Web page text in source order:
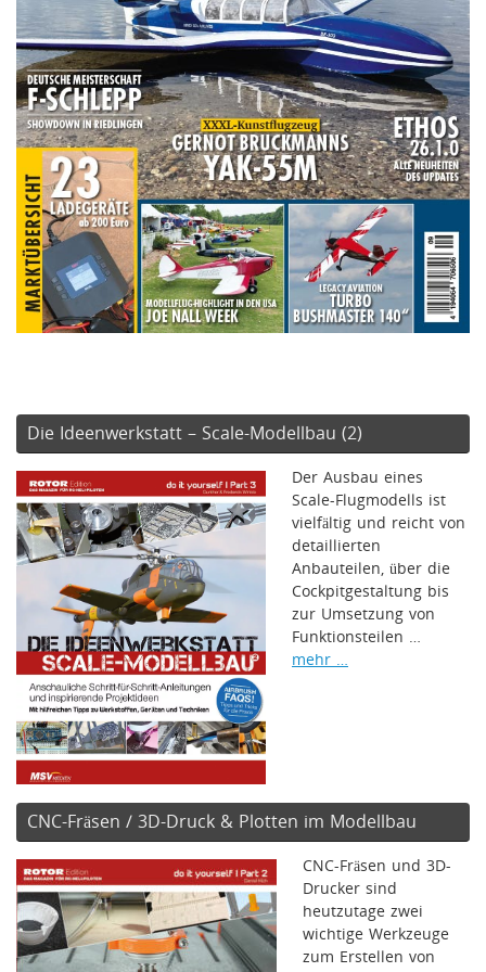
Die Ideenwerkstatt – Scale-Modellbau (2)
Der Ausbau eines
Scale-Flugmodells ist
vielfältig und reicht von
detaillierten
Anbauteilen, über die
Cockpitgestaltung bis
zur Umsetzung von
Funktionsteilen …
mehr …
CNC-Fräsen / 3D-Druck & Plotten im Modellbau
CNC-Fräsen und 3D-
Drucker sind
heutzutage zwei
wichtige Werkzeuge
zum Erstellen von